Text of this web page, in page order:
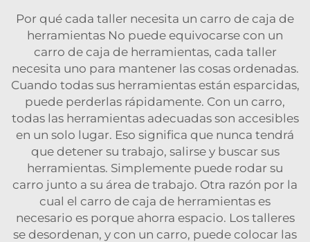
Por qué cada taller necesita un carro de caja de
herramientas No puede equivocarse con un
carro de caja de herramientas, cada taller
necesita uno para mantener las cosas ordenadas.
Cuando todas sus herramientas están esparcidas,
puede perderlas rápidamente. Con un carro,
todas las herramientas adecuadas son accesibles
en un solo lugar. Eso significa que nunca tendrá
que detener su trabajo, salirse y buscar sus
herramientas. Simplemente puede rodar su
carro junto a su área de trabajo. Otra razón por la
cual el carro de caja de herramientas es
necesario es porque ahorra espacio. Los talleres
se desordenan, y con un carro, puede colocar las